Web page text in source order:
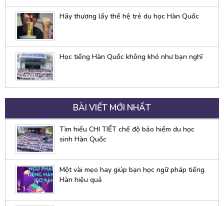
Hãy thương lấy thế hệ trẻ du học Hàn Quốc
Học tiếng Hàn Quốc không khó như bạn nghĩ
BÀI VIẾT MỚI NHẤT
Tìm hiểu CHI TIẾT chế độ bảo hiểm du học
sinh Hàn Quốc
Một vài mẹo hay giúp bạn học ngữ pháp tiếng
Hàn hiệu quả